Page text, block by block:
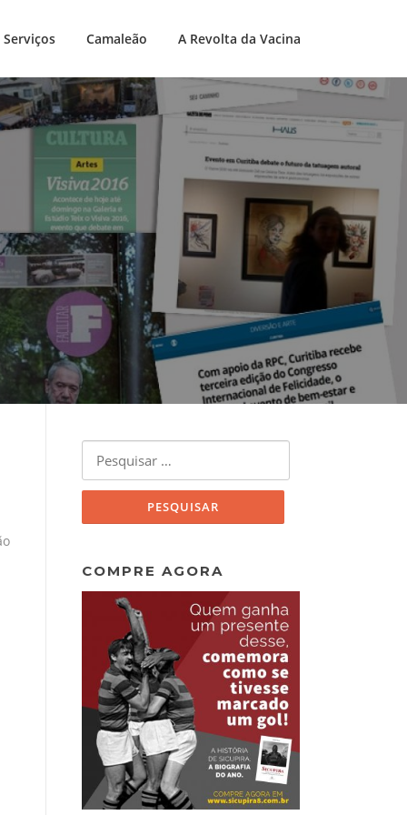
Serviços Camaleão A Revolta da Vacina
COMPRE AGORA